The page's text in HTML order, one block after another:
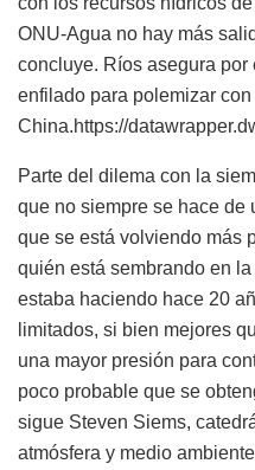
ONU-Agua no hay más
concluye. Ríos asegura
enfilado para polemizar con
China.https://
Parte del dilema con la
que no siempre se hace de
que se está volviendo más
quién está sembrando en
estaba haciendo hace 20
limitados, si bien mejores
una mayor presión para
poco probable que se
sigue Steven Siems,
atmósfera y medio